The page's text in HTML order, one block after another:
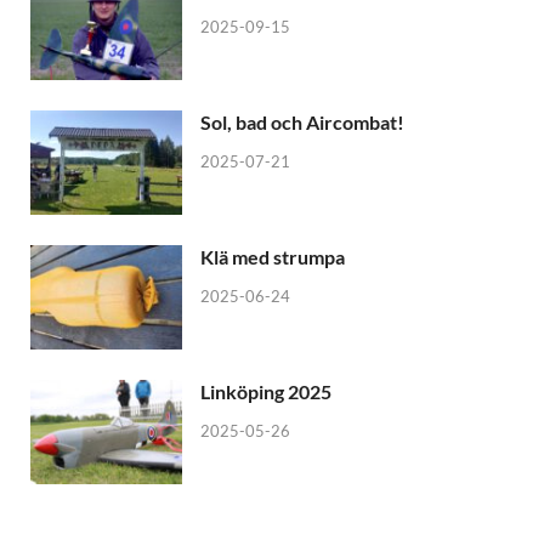
2025-09-15
Sol, bad och Aircombat!
2025-07-21
Klä med strumpa
2025-06-24
Linköping 2025
2025-05-26